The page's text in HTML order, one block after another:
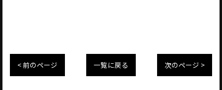
< 前のページ 一覧に戻る 次のページ >